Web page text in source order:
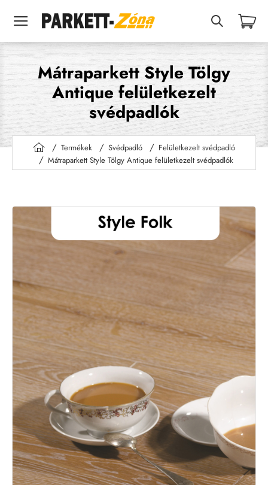
Mátraparkett Style Tölgy
Antique felületkezelt
svédpadlók
h
o
Termékek Svédpadló
Felületkezelt svédpadló
Mátraparkett Style Tölgy Antique felületkezelt svédpadlók